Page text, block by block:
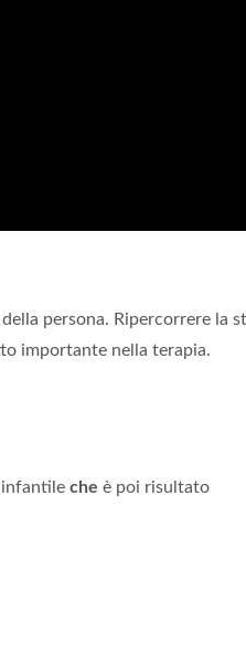
persona. Ripercorrere la
importante nella terapia.
infantile che è poi risultato